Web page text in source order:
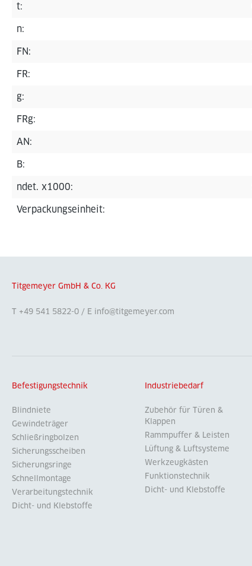
t:
n:
FN:
FR:
g:
FRg:
AN:
B:
ndet. x1000:
Verpackungseinheit:
Titgemeyer GmbH & Co. KG
T +49 541 5822-0 / E info@titgemeyer.com
Befestigungstechnik
Blindniete
Gewindeträger
Schließringbolzen
Sicherungsscheiben
Sicherungsringe
Schnellmontage
Verarbeitungstechnik
Dicht- und Klebstoffe
Industriebedarf
Zubehör für Türen &
Klappen
Rammpuffer & Leisten
Lüftung & Luftsysteme
Werkzeugkästen
Funktionstechnik
Dicht- und Klebstoffe